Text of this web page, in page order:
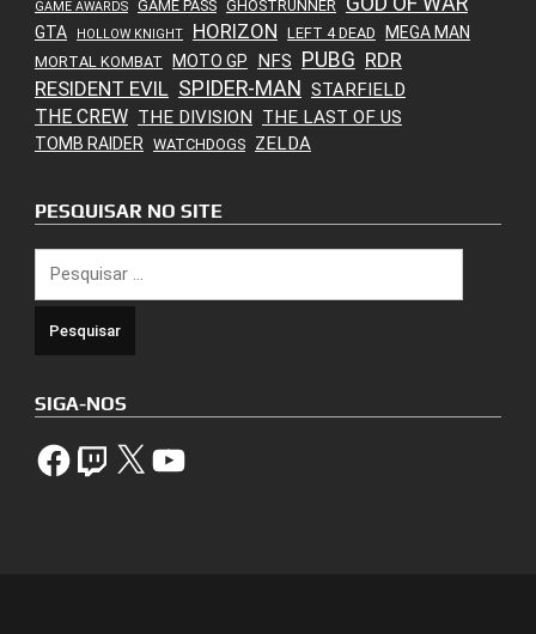
GAME AWARDS GAME PASS GHOSTRUNNER
GTA HOLLOW KNIGHT HORIZON LEFT 4 DEAD MEGA MAN
MORTAL KOMBAT MOTO GP NFS PUBG RDR
RESIDENT EVIL SPIDER-MAN STARFIELD
THE CREW THE DIVISION THE LAST OF US
TOMB RAIDER WATCHDOGS ZELDA
PESQUISAR NO SITE
por:
SIGA-NOS
FacebookTwitch X YouTube